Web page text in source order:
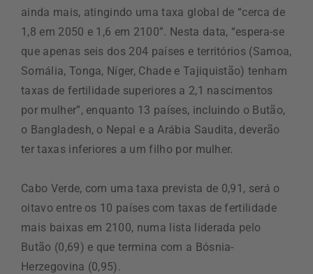
ainda mais, atingindo uma taxa global de “cerca de
1,8 em 2050 e 1,6 em 2100”. Nesta data, “espera-se
que apenas seis dos 204 países e territórios (Samoa,
Somália, Tonga, Níger, Chade e Tajiquistão) tenham
taxas de fertilidade superiores a 2,1 nascimentos
por mulher”, enquanto 13 países, incluindo o Butão,
o Bangladesh, o Nepal e a Arábia Saudita, deverão
ter taxas inferiores a um filho por mulher.
Cabo Verde, com uma taxa prevista de 0,91, será o
oitavo entre os 10 países com taxas de fertilidade
mais baixas em 2100, numa lista liderada pelo
Butão (0,69) e que termina com a Bósnia-
Herzegovina (0,95).